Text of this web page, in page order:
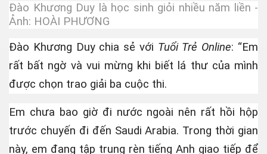
Đào Khương Duy là học sinh giỏi nhiều năm liền -
Ảnh: HOÀI PHƯƠNG
Đào Khương Duy chia sẻ với Tuổi Trẻ Online: “Em
rất bất ngờ và vui mừng khi biết lá thư của mình
được chọn trao giải ba cuộc thi.
Em chưa bao giờ đi nước ngoài nên rất hồi hộp
trước chuyến đi đến Saudi Arabia. Trong thời gian
này, em đang tập trung rèn tiếng Anh giao tiếp để